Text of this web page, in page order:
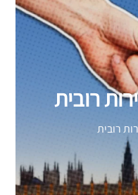
רובית
רובית